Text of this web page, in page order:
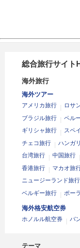
総合旅行サイト
海外旅行
海外ツアー
アメリカ旅行 ロサ
ブラジル旅行
ペル
ギリシャ旅行
スペ
チェコ旅行
ハンガ
台湾旅行
中国旅行
香港旅行
マカオ旅
ニュージーランド旅行
ベルギー旅行
ポー
海外格安航空券
ホノルル航空券 バ
テーマ